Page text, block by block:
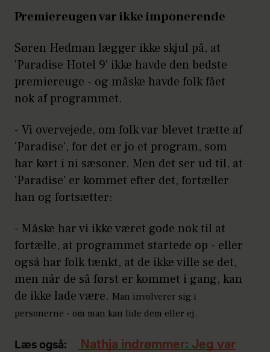
Premiereugen var ikke imponerende
Søren Hedman lægger ikke skjul på, at
'Paradise Hotel 9' ikke havde den bedste
premiereuge - og måske havde folk fået
nok af programmet.
- Vi overvejede, om folk var blevet trætte af
'Paradise', for det er jo et program, som
har kørt i ni sæsoner. Men det ser ud til, at
'Paradise' er kommet efter det, fortæller
han og fortsætter:
- Måske har vi ikke været gode nok til at
fortælle, at programmet startede op - eller
også har folk tænkt, at de ikke ville se det,
men når de så først er kommet i gang, kan
de ikke lade være. Man involverer sig i
personerne - om man kan lide dem eller ej.
Læs også:
Nathja indrømmer: Jeg var